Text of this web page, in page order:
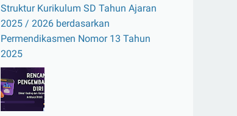
Struktur Kurikulum SD Tahun Ajaran
2025 / 2026 berdasarkan
Permendikasmen Nomor 13 Tahun
2025